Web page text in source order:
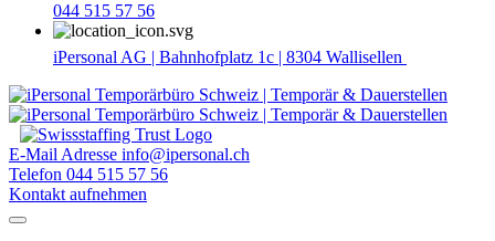
044 515 57 56
iPersonal AG | Bahnhofplatz 1c | 8304 Wallisellen
E-Mail Adresse info@ipersonal.ch
Telefon 044 515 57 56
Kontakt aufnehmen